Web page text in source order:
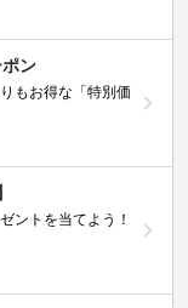
ン
もお得な「特別価
ントを当てよう！